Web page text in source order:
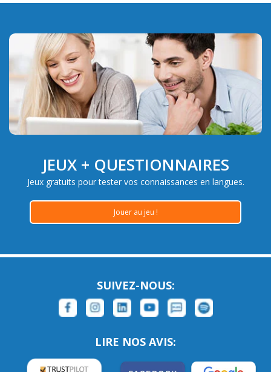
JEUX + QUESTIONNAIRES
Jeux gratuits pour tester vos connaissances en langues.
Jouer au jeu !
SUIVEZ-NOUS:
LIRE NOS AVIS: